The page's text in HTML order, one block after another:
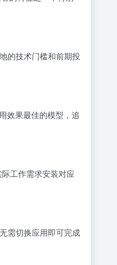
的技术门槛和前期投
效果最佳的模型，追
工作需求安装对应
需切换应用即可完成